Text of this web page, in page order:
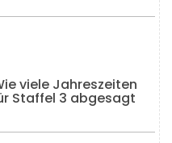
viele Jahreszeiten
Staffel 3 abgesagt